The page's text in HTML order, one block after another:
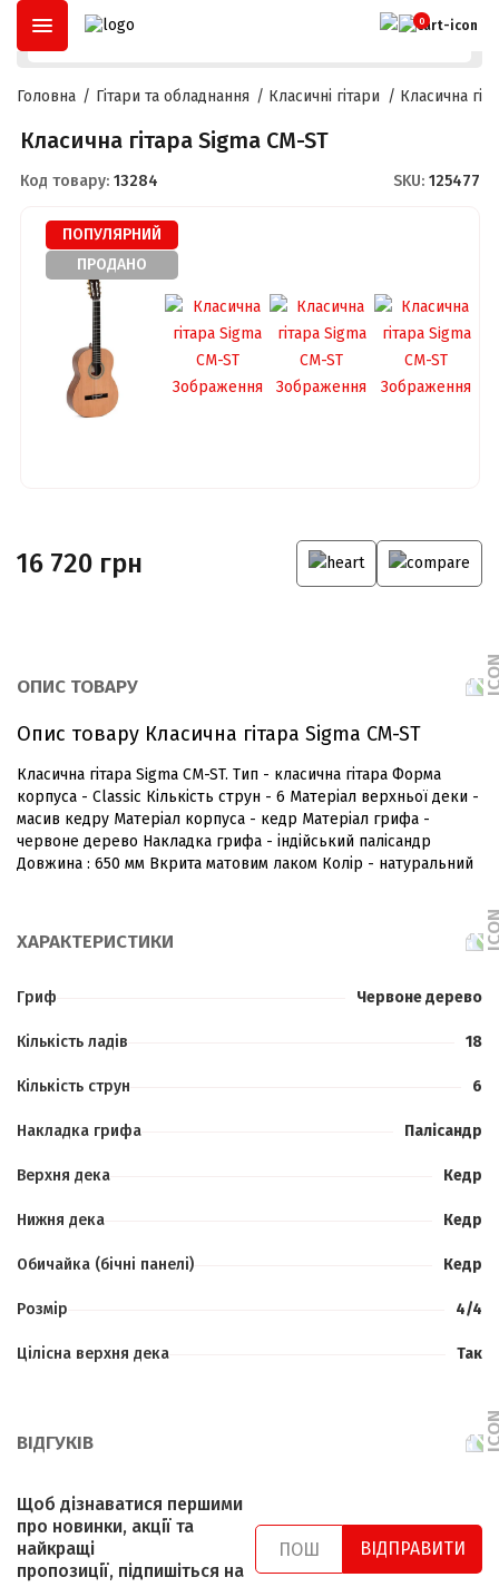
ОПЛАТА ЧАСТИНАМИ РОЗСТРОЧКА
0
Головна Гітари та обладнання Класичні гітари Класична
Класична гітара Sigma CM-ST
Код товару: 13284 SKU: 125477
ПОПУЛЯРНИЙ
ПРОДАНО
16 720 грн
ОПИС ТОВАРУ
Опис товару Класична гітара Sigma CM-ST
Класична гітара Sigma CM-ST. Тип - класична гітара Форма
корпуса - Classic Кількість струн - 6 Матеріал верхньої деки -
масив кедру Матеріал корпуса - кедр Матеріал грифа -
червоне дерево Накладка грифа - індійський палісандр
Довжина : 650 мм Вкрита матовим лаком Колір - натуральний
ХАРАКТЕРИСТИКИ
Гриф Червоне дерево
Кількість ладів 18
Кількість струн 6
Накладка грифа Палісандр
Верхня дека Кедр
Нижня дека Кедр
Обичайка (бічні панелі) Кедр
Розмір 4/4
Цілісна верхня дека Так
ВІДГУКІВ
Щоб дізнаватися першими
про новинки, акції та
найкращі
пропозиції, підпишіться на
ВІДПРАВИТИ